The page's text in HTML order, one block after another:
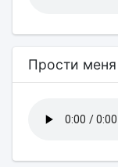
Прости